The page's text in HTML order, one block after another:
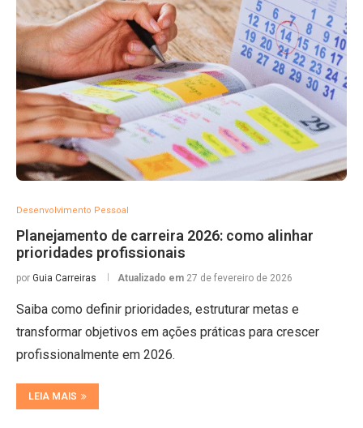
Desenvolvimento Pessoal
Planejamento de carreira 2026: como alinhar
prioridades profissionais
por Guia Carreiras Atualizado em 27 de fevereiro de 2026
Saiba como definir prioridades, estruturar metas e
transformar objetivos em ações práticas para crescer
profissionalmente em 2026.
LEIA MAIS